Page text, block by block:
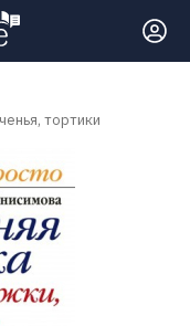
тортики